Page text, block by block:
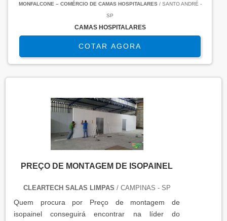
MONFALCONE – COMÉRCIO DE CAMAS HOSPITALARES/ SANTO ANDRÉ -
SP
CAMAS HOSPITALARES
COTAR AGORA
PREÇO DE MONTAGEM DE ISOPAINEL
CLEARTECH SALAS LIMPAS / CAMPINAS - SP
Quem procura por Preço de montagem de
isopainel conseguirá encontrar na líder do